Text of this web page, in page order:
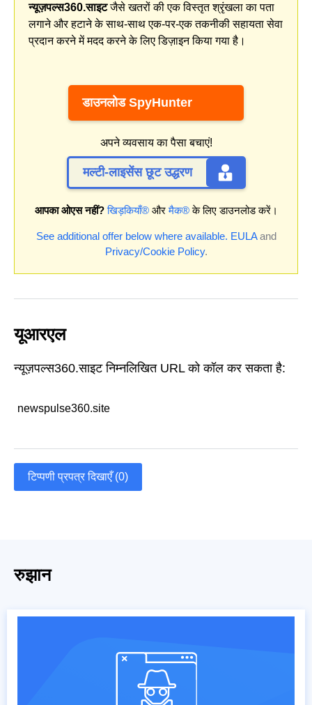
न्यूज़पल्स360.साइटजैसे खतरों की एक विस्तृत श्रृंखला का पता
लगाने और हटाने के साथ-साथ एक-पर-एक तकनीकी सहायता सेवा
प्रदान करने में मदद करने के लिए डिज़ाइन किया गया है।
डाउनलोड SpyHunter
अपने व्यवसाय का पैसा बचाएं!
मल्टी-लाइसेंस छूट उद्धरण
आपका ओएस नहीं? खिड़कियाँ®औरमैक®के लिए डाउनलोड करें।
See additional offer below where available. EULAand
Privacy/Cookie Policy.
यूआरएल
न्यूज़पल्स360.साइट निम्नलिखित URL को कॉल कर सकता है:
newspulse360.site
टिप्पणी प्रपत्र दिखाएँ (0)
रुझान